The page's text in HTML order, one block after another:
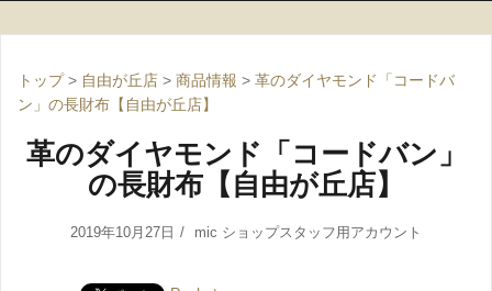
トップ> 自由が丘店 > 商品情報 > 革のダイヤモンド「コードバ
ン」の長財布【自由が丘店】
革のダイヤモンド「コードバン」
の長財布【自由が丘店】
2019年10月27日 mic ショップスタッフ用アカウント